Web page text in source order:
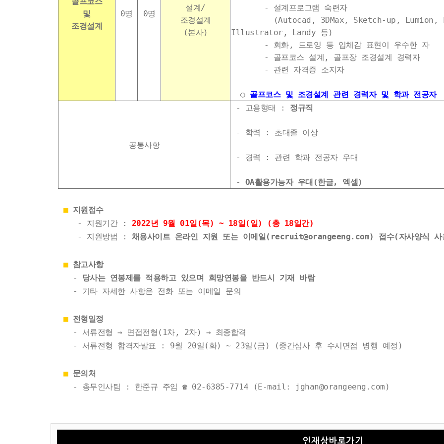
및
조경설계
0명 0명
설계/
조경설계
(본사)
- 설계프로그램 숙련자
(Autocad, 3DMax, Sketch-up, Lumion,
Illustrator, Landy 등)
- 회화, 드로잉 등 입체감 표현이 우수한 자
- 골프코스 설계, 골프장 조경설계 경력자
- 관련 자격증 소지자
○ 골프코스 및 조경설계 관련 경력자 및 학과 전공자
공통사항
- 고용형태 : 정규직
- 학력 : 초대졸 이상
- 경력 : 관련 학과 전공자 우대
- OA활용가능자 우대(한글, 엑셀)
■지원접수
- 지원기간 : 2022년 9월 01일(목) ~ 18일(일) (총 18일간)
- 지원방법 : 채용사이트 온라인 지원 또는 이메일(recruit@orangeeng.com) 접수(자사양식 사
■참고사항
-
당사는 연봉제를 적용하고 있으며 희망연봉을 반드시 기재 바람
- 기타 자세한 사항은 전화 또는 이메일 문의
■전형일정
- 서류전형 → 면접전형(1차, 2차) → 최종합격
- 서류전형 합격자발표 : 9월 20일(화) ~ 23일(금) (중간심사 후 수시면접 병행 예정)
■문의처
- 총무인사팀 : 한준규 주임 ☎ 02-6385-7714 (E-mail: jghan@orangeeng.com)
인재상바로가기